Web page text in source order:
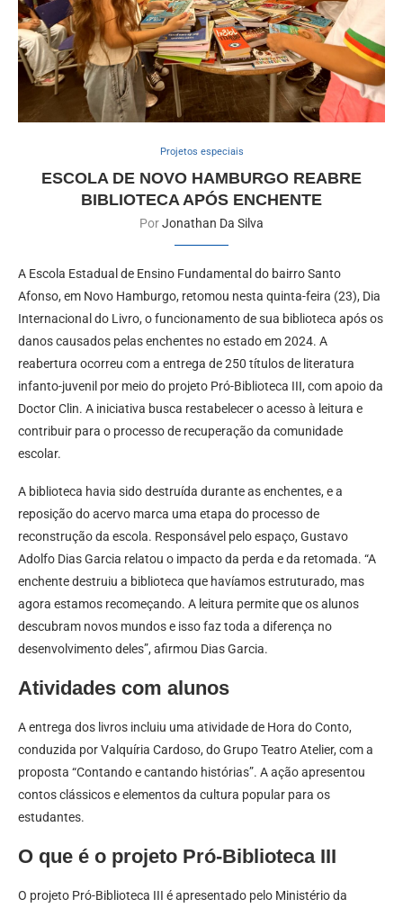
Projetos especiais
ESCOLA DE NOVO HAMBURGO REABRE
BIBLIOTECA APÓS ENCHENTE
PorJonathan Da Silva
A Escola Estadual de Ensino Fundamental do bairro Santo
Afonso, em Novo Hamburgo, retomou nesta quinta-feira (23), Dia
Internacional do Livro, o funcionamento de sua biblioteca após os
danos causados pelas enchentes no estado em 2024. A
reabertura ocorreu com a entrega de 250 títulos de literatura
infanto-juvenil por meio do projeto Pró-Biblioteca III, com apoio da
Doctor Clin. A iniciativa busca restabelecer o acesso à leitura e
contribuir para o processo de recuperação da comunidade
escolar.
A biblioteca havia sido destruída durante as enchentes, e a
reposição do acervo marca uma etapa do processo de
reconstrução da escola. Responsável pelo espaço, Gustavo
Adolfo Dias Garcia relatou o impacto da perda e da retomada. “A
enchente destruiu a biblioteca que havíamos estruturado, mas
agora estamos recomeçando. A leitura permite que os alunos
descubram novos mundos e isso faz toda a diferença no
desenvolvimento deles”, afirmou Dias Garcia.
Atividades com alunos
A entrega dos livros incluiu uma atividade de Hora do Conto,
conduzida por Valquíria Cardoso, do Grupo Teatro Atelier, com a
proposta “Contando e cantando histórias”. A ação apresentou
contos clássicos e elementos da cultura popular para os
estudantes.
O que é o projeto Pró-Biblioteca III
O projeto Pró-Biblioteca III é apresentado pelo Ministério da